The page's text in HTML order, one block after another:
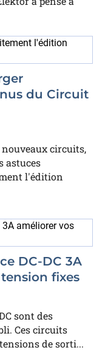
du Circuit
circuits,
astuces
l'édition
DC-DC 3A
fixes
sont des
Ces circuits
de sorti...